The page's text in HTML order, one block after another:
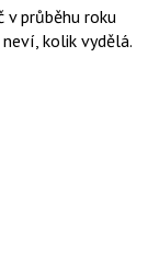
v průběhu roku
kolik vydělá.